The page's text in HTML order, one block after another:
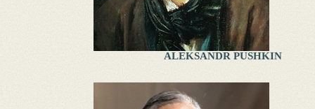
ALEKSANDR PUSHKIN